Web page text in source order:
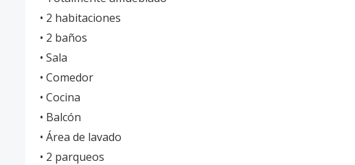
• 2 habitaciones
• 2 baños
• Sala
• Comedor
• Cocina
• Balcón
• Área de lavado
• 2 parqueos